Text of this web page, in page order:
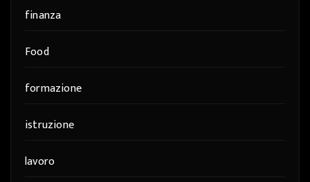
finanza
Food
formazione
istruzione
lavoro